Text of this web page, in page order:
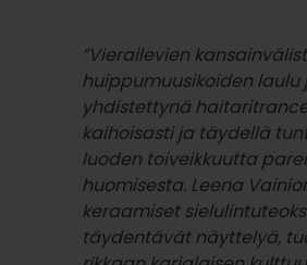
”Vierailevien
huippumuusikoiden laulu
yhdistettynä
kaihoisasti ja täydellä
luoden toiveikkuutta
huomisesta. Leena
keraamiset
täydentävät näyttelyä,